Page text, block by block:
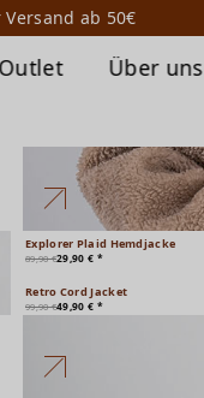
ab 50€
Outlet Über uns
Explorer Plaid Hemdjacke
89,90 €29,90 € *
Retro Cord Jacket
99,90 €49,90 € *